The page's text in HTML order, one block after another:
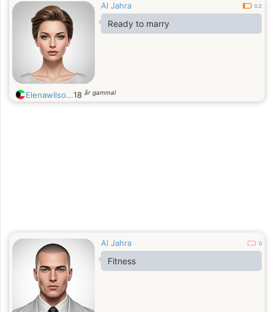
Al Jahra 0.2
Ready to marry
Elenawilso...18 år gammal
Al Jahra 0
Fitness